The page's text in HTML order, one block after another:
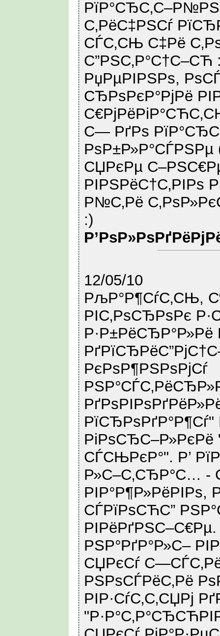
С‚РёС‡РЅСѓ
СЃС‚СЊ С‡Рё
С”РЅС‚Р°С†С–СЋ
РџРµРІРЅРѕ,
СЂРѕРєР°РјРё
С— РґРѕ
РѕР±Р»Р°СЃРЅРµ
СЏРєРµ
РІРЅРёС†С‚РІРѕ
Р№С‚Рё
:)
12/05/10
РљР°Р¶СѓС‚СЊ,
РІС‚РѕСЂРѕРє
Р·Р±РёСЂР°Р»Рё
РєРѕР¶РЅРѕРјСѓ
РіРѕСЂС–Р»РєРё
СЃСЊРєР°". Р’
Р»С–С‚СЂР°С… -
РІР°Р¶Р»РёРІРѕ,
СЃРїРѕСЋС”
РЅР°РґР°Р»С–
СЏРєСѓ
РЅРѕСЃРёС‚Рё
РІР·СѓС‚С‚СЏРј